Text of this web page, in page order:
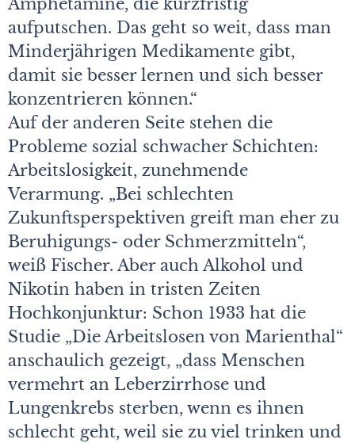
Amphetamine, die kurzfristig
aufputschen. Das geht so weit, dass man
Minderjährigen Medikamente gibt,
damit sie besser lernen und sich besser
konzentrieren können.“
Auf der anderen Seite stehen die
Probleme sozial schwacher Schichten:
Arbeitslosigkeit, zunehmende
Verarmung. „Bei schlechten
Zukunftsperspektiven greift man eher zu
Beruhigungs- oder Schmerzmitteln“,
weiß Fischer. Aber auch Alkohol und
Nikotin haben in tristen Zeiten
Hochkonjunktur: Schon 1933 hat die
Studie „Die Arbeitslosen von Marienthal“
anschaulich gezeigt, „dass Menschen
vermehrt an Leberzirrhose und
Lungenkrebs sterben, wenn es ihnen
schlecht geht, weil sie zu viel trinken und